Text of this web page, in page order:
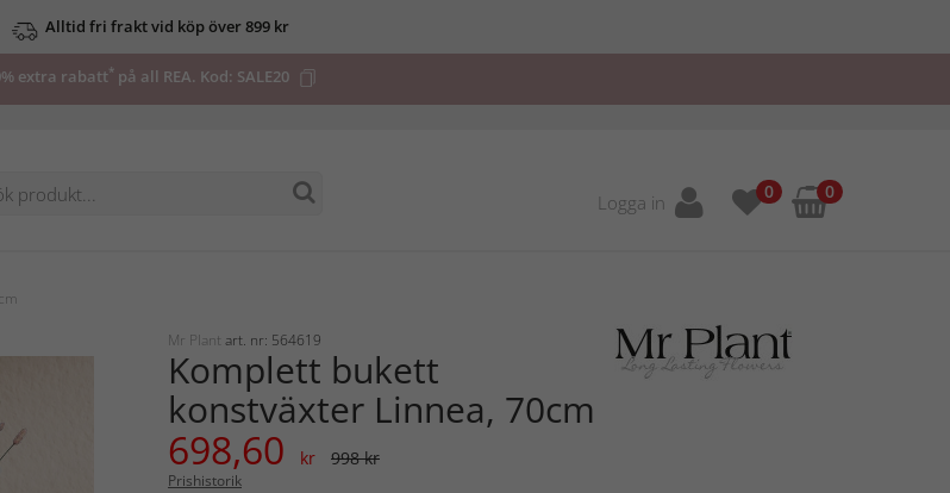
Alltid fri frakt vid köp över 899 kr
extra rabatt*på all REA. Kod: SALE20
Logga in 0 0
Mr Plant art. nr: 564619
Komplett bukett
konstväxter Linnea, 70cm
698,60 kr 998 kr
Prishistorik